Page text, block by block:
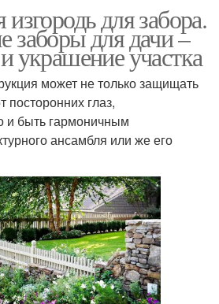
для забора.
заборы для дачи –
украшение участка
может не только защищать
посторонних глаз,
и быть гармоничным
ансамбля или же его